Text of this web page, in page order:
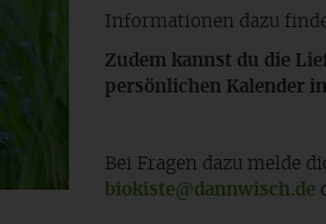
Informationen dazu
Zudem kannst du die
persönlichen Kalender
Bei Fragen dazu melde
biokiste@dannwisch.de